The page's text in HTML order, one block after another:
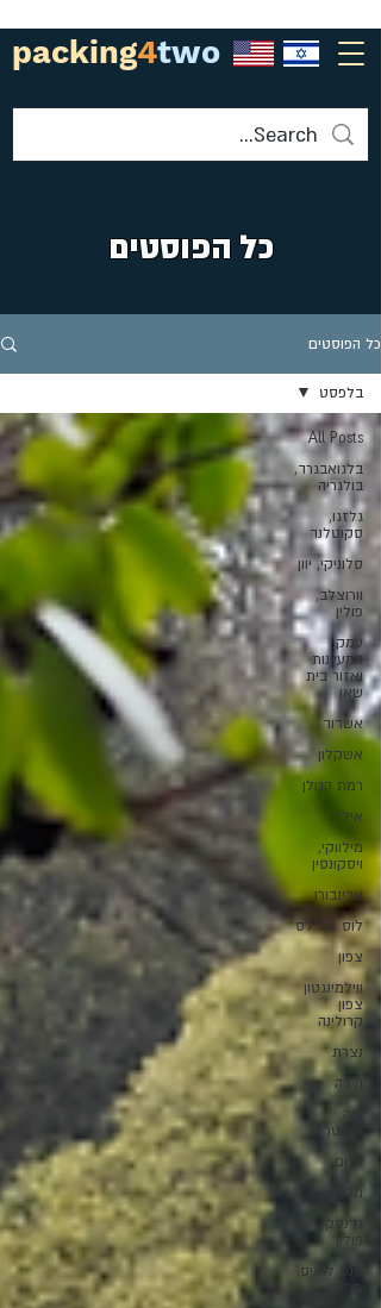
packing4two
כל הפוסטים
כל הפוסטים
All Posts
בלגואבגרד,
בולגריה
גלזגו,
סקוטלנד
סלוניקי, יוון
וורוצלב,
פולין
עמק
המעיינות
ואזור בית
שאן
אשדוד
אשקלון
רמת הגולן
אילת
מילווקי,
ויסקונסין
אדינבורו
לוס אנג'לס
צפון
ווילמינגטון
צפון
קרולינה
נצרת
חיפה
וינה,
אוסטריה
דרום
מרכז
גדנסק,
פולין
סנט לואיס,
מיזורי
בלפסט